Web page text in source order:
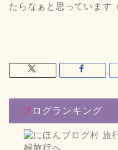
たらなぁと思っています
ブログランキング